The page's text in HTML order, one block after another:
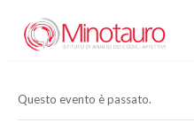
Questo evento è passato.